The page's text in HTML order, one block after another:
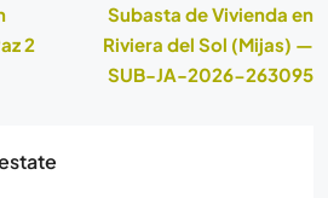
2
Subasta de Vivienda en
Riviera del Sol (Mijas) —
SUB-JA-2026-263095